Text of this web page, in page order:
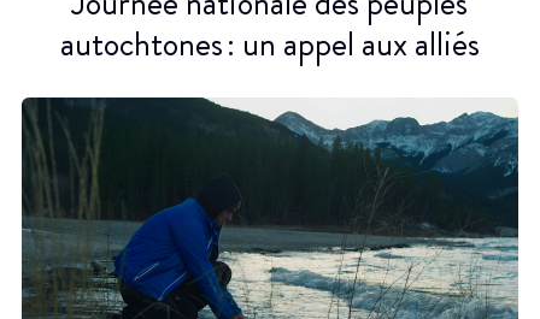
autochtones : un appel aux alliés